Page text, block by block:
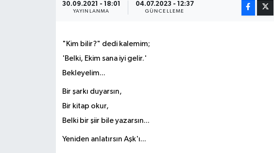
30.09.2021 - 18:01
YAYINLANMA
04.07.2023 - 12:37
GÜNCELLEME
"Kim bilir?" dedi kalemim;
'Belki, Ekim sana iyi gelir.'
Bekleyelim...
Bir şarkı duyarsın,
Bir kitap okur,
Belki bir şiir bile yazarsın...
Yeniden anlatırsın Aşk'ı...